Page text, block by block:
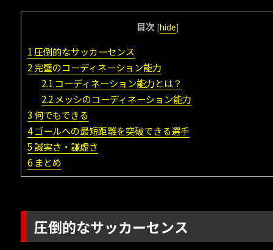
目次 [hide]
1 圧倒的なサッカーセンス
2完璧のコーディネーション能力
2.1 コーディネーション能力とは？
2.2 メッシのコーディネーション能力
3 何でもできる
4ゴールへの最短距離を突破できる選手
5 誠実さ・謙虚さ
6 まとめ
圧倒的なサッカーセンス